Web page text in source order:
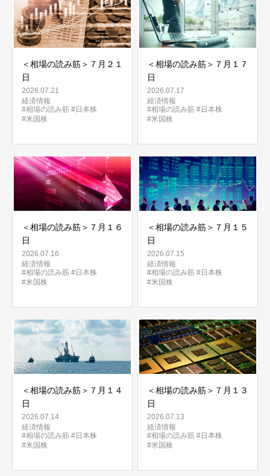
＜相場の読み筋＞７月２１
日
2026.07.21
経済情報
#相場の読み筋 #日本株
#米国株
＜相場の読み筋＞７月１７
日
2026.07.17
経済情報
#相場の読み筋 #日本株
#米国株
＜相場の読み筋＞７月１６
日
2026.07.16
経済情報
#相場の読み筋 #日本株
#米国株
＜相場の読み筋＞７月１５
日
2026.07.15
経済情報
#相場の読み筋 #日本株
#米国株
＜相場の読み筋＞７月１４
日
2026.07.14
経済情報
#相場の読み筋 #日本株
#米国株
＜相場の読み筋＞７月１３
日
2026.07.13
経済情報
#相場の読み筋 #日本株
#米国株